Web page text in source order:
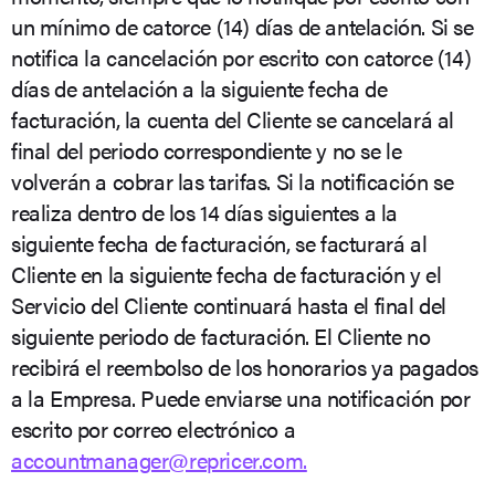
un mínimo de catorce (14) días de antelación. Si se
notifica la cancelación por escrito con catorce (14)
días de antelación a la siguiente fecha de
facturación, la cuenta del Cliente se cancelará al
final del periodo correspondiente y no se le
volverán a cobrar las tarifas. Si la notificación se
realiza dentro de los 14 días siguientes a la
siguiente fecha de facturación, se facturará al
Cliente en la siguiente fecha de facturación y el
Servicio del Cliente continuará hasta el final del
siguiente periodo de facturación. El Cliente no
recibirá el reembolso de los honorarios ya pagados
a la Empresa. Puede enviarse una notificación por
escrito por correo electrónico a
accountmanager@repricer.com.